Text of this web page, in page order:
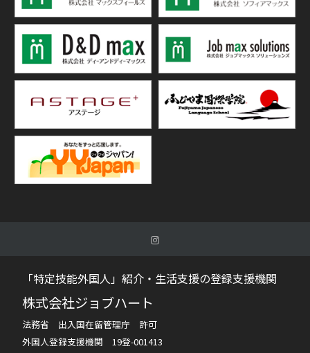
「特定技能外国人」紹介・生活支援の登録支援機関
株式会社ジョブハート
法務省 出入国在留管理庁 許可
外国人登録支援機関 19登-001413